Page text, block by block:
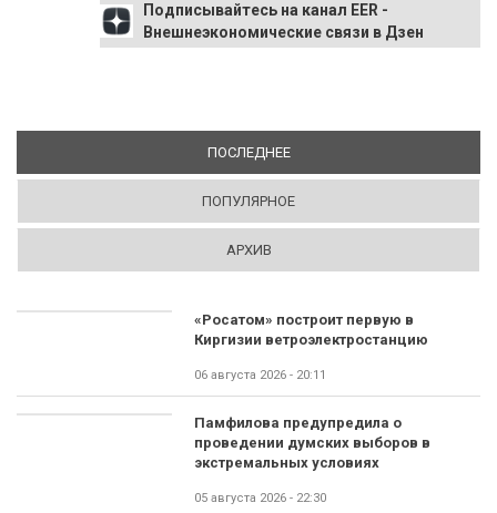
Подписывайтесь на канал EER -
Внешнеэкономические связи в Дзен
ПОСЛЕДНЕЕ(АКТИВНАЯ ВКЛАДКА)
ПОПУЛЯРНОЕ
АРХИВ
«Росатом» построит первую в
Киргизии ветроэлектростанцию
06 августа 2026 - 20:11
Памфилова предупредила о
проведении думских выборов в
экстремальных условиях
05 августа 2026 - 22:30